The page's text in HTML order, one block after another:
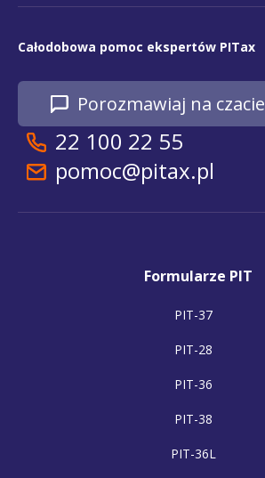
Całodobowa pomoc ekspertów PITax
Porozmawiaj na czacie
22 100 22 55
pomoc@pitax.pl
Formularze PIT
PIT-37
PIT-28
PIT-36
PIT-38
PIT-36L